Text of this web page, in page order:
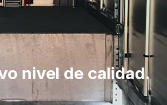
nivel de calidad.